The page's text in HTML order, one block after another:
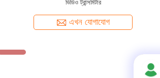
এইচডিএমআই ট্রান্সমিটার
এখন যোগাযোগ